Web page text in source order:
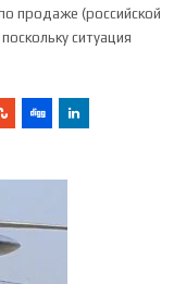
продаже (российской
ситуация